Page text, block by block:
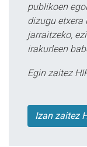
publikoen
dizugu etxera
jarraitzeko,
irakurleen
Egin zaitez
Izan zaitez